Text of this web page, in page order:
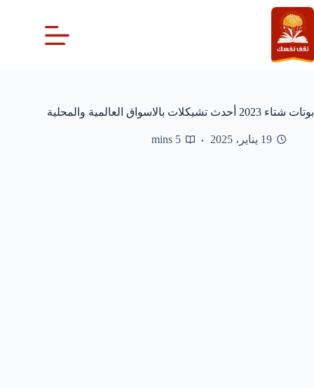
التجاوز
إلى
المحتوى
بوتات شتاء 2023 أحدث تشيكلات بالاسواق العالمية والمحلية
19 يناير، 2025 5 mins